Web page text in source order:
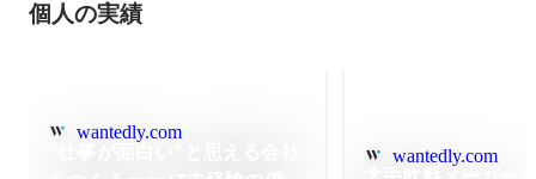
個人の実績
wantedly.com
wantedly.com